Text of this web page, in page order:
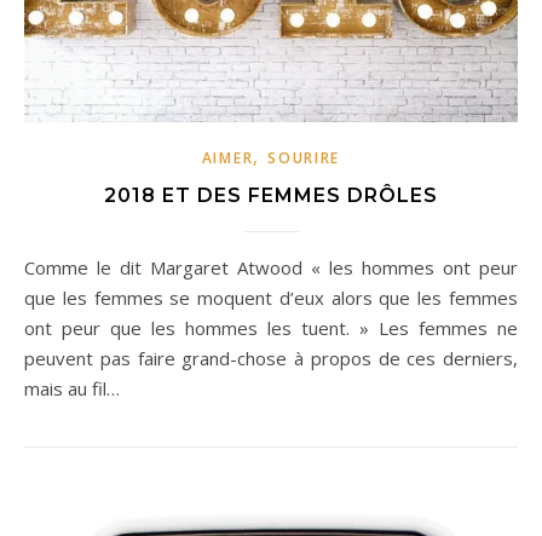
AIMER,SOURIRE
2018 ET DES FEMMES DRÔLES
Comme le dit Margaret Atwood « les hommes ont peur
que les femmes se moquent d’eux alors que les femmes
ont peur que les hommes les tuent. » Les femmes ne
peuvent pas faire grand-chose à propos de ces derniers,
mais au fil…